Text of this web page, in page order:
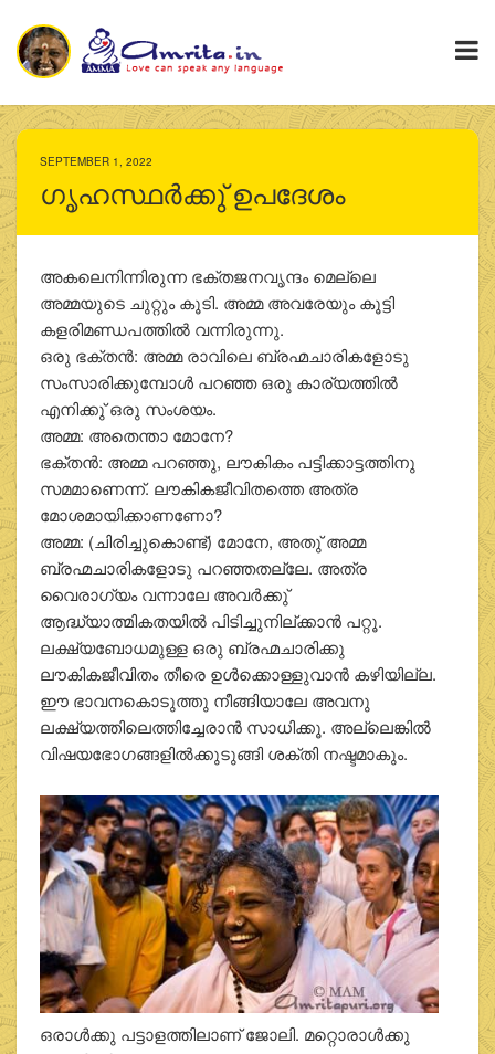
SEPTEMBER 1, 2022
ഗൃഹസ്ഥർക്കു് ഉപദേശം
അകലെനിന്നിരുന്ന ഭക്തജനവൃന്ദം മെല്ലെ
അമ്മയുടെ ചുറ്റും കൂടി. അമ്മ അവരേയും കൂട്ടി
കളരിമണ്ഡപത്തിൽ വന്നിരുന്നു.
ഒരു ഭക്തൻ: അമ്മ രാവിലെ ബ്രഹ്മചാരികളോടു
സംസാരിക്കുമ്പോൾ പറഞ്ഞ ഒരു കാര്യത്തിൽ
എനിക്കു് ഒരു സംശയം.
അമ്മ: അതെന്താ മോനേ?
ഭക്തൻ: അമ്മ പറഞ്ഞു, ലൗകികം പട്ടിക്കാട്ടത്തിനു
സമമാണെന്ന്. ലൗകികജീവിതത്തെ അത്ര
മോശമായിക്കാണണോ?
അമ്മ: (ചിരിച്ചുകൊണ്ട്) മോനേ, അതു് അമ്മ
ബ്രഹ്മചാരികളോടു പറഞ്ഞതല്ലേ. അത്ര
വൈരാഗ്യം വന്നാലേ അവർക്കു്
ആദ്ധ്യാത്മികതയിൽ പിടിച്ചുനില്ക്കാൻ പറ്റൂ.
ലക്ഷ്യബോധമുള്ള ഒരു ബ്രഹ്മചാരിക്കു
ലൗകികജീവിതം തീരെ ഉൾക്കൊള്ളുവാൻ കഴിയില്ല.
ഈ ഭാവനകൊടുത്തു നീങ്ങിയാലേ അവനു
ലക്ഷ്യത്തിലെത്തിച്ചേരാൻ സാധിക്കൂ. അല്ലെങ്കിൽ
വിഷയഭോഗങ്ങളിൽക്കുടുങ്ങി ശക്തി നഷ്ടമാകും.
ഒരാൾക്കു പട്ടാളത്തിലാണ് ജോലി. മറ്റൊരാൾക്കു